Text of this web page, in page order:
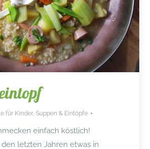
für Kinder, Suppen & Eintöpfe
einfach köstlich!
letzten Jahren etwas in